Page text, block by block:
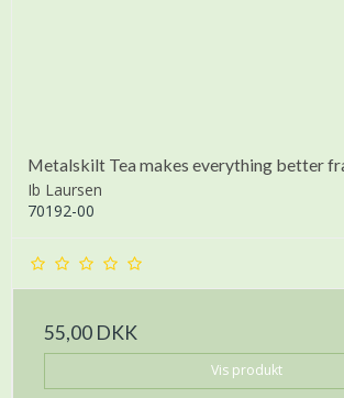
Metalskilt Tea makes everything better
Ib Laursen
70192-00
55,00 DKK
Vis produkt